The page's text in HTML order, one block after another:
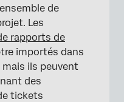
de
Les
rapports de
importés dans
mais ils peuvent
des
tickets